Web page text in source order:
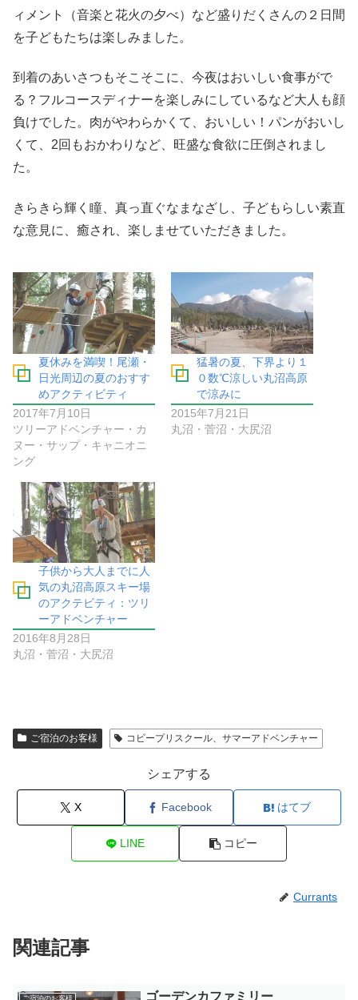
ィメント（音楽と花火の夕べ）など盛りだくさんの２日間
を子どもたちは楽しみました。
到着のあいさつもそこそこに、今夜はおいしい食事がで
る？フルコースディナーを楽しみにしているなど大人も顔
負けでした。肉がやわらかくて、おいしい！パンがおいし
くて、2回もおかわりなど、旺盛な食欲に圧倒されまし
た。
きらきら輝く瞳、真っ直ぐなまなざし、子どもらしい素直
な意見に、癒され、楽しませていただきました。
夏休みを満喫！尾瀬・
日光周辺の夏のおすす
めアクティビティ
2017年7月10日
ツリーアドベンチャー・カ
ヌー・サップ・キャニオニ
ング
猛暑の夏、下界より１
０数℃涼しい丸沼高原
で涼みに
2015年7月21日
丸沼・菅沼・大尻沼
子供から大人までに人
気の丸沼高原スキー場
のアクテビティ：ツリ
ーアドベンチャー
2016年8月28日
丸沼・菅沼・大尻沼
ご宿泊のお客様 コビープリスクール、サマーアドベンチャー
シェアする
X Facebook はてブ
LINE コピー
Currants
関連記事
ゴーデンカファミリー